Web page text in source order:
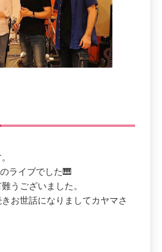
ライブでした🎹
うございました。
お世話になりましてカヤマさ